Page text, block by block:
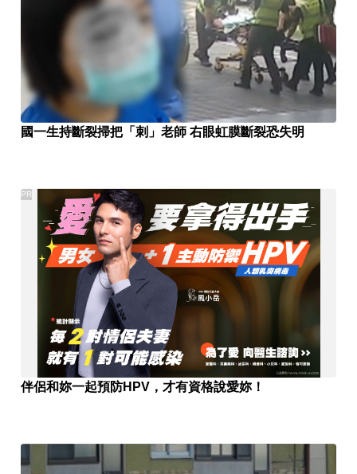
國一生持斷裂掃把「刺」老師 右眼虹膜斷裂恐失明
伴侶和妳一起預防HPV，才有資格說愛妳！
PR